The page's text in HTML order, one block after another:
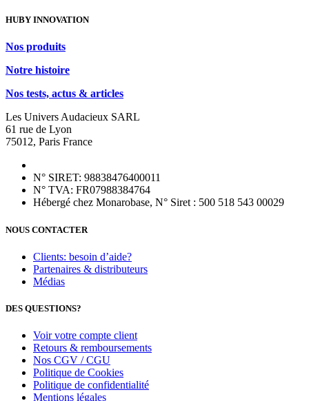
HUBY INNOVATION
Nos produits
Notre histoire
Nos tests, actus & articles
Les Univers Audacieux SARL
61 rue de Lyon
75012, Paris France
N° SIRET: 98838476400011
N° TVA: FR07988384764
Hébergé chez Monarobase, N° Siret : 500 518 543 00029
NOUS CONTACTER
Clients: besoin d’aide?
Partenaires & distributeurs
Médias
DES QUESTIONS?
Voir votre compte client
Retours & remboursements
Nos CGV / CGU
Politique de Cookies
Politique de confidentialité
Mentions légales